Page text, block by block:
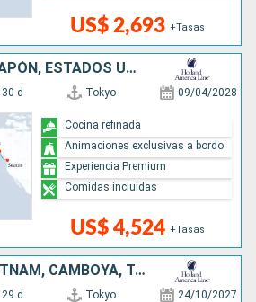
US$ 2,693 +Tasas
COREA DEL SUR, JAPÓN, ESTADOS UNIDOS
30 d Tokyo 09/04/2028
US$ 4,524 +Tasas
Cocina refinada
Animaciones exclusivas a bordo
Experiencia Premium
Comidas incluidas
JAPÓN, CHINA, VIETNAM, CAMBOYA, TAILANDIA, SINGAPUR
29 d Tokyo 24/10/2027